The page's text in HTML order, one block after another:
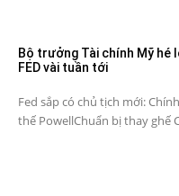
Bộ trưởng Tài chính Mỹ hé
FED vài tuần tới
Fed sắp có chủ tịch mới:
thế PowellChuẩn bị thay ghế